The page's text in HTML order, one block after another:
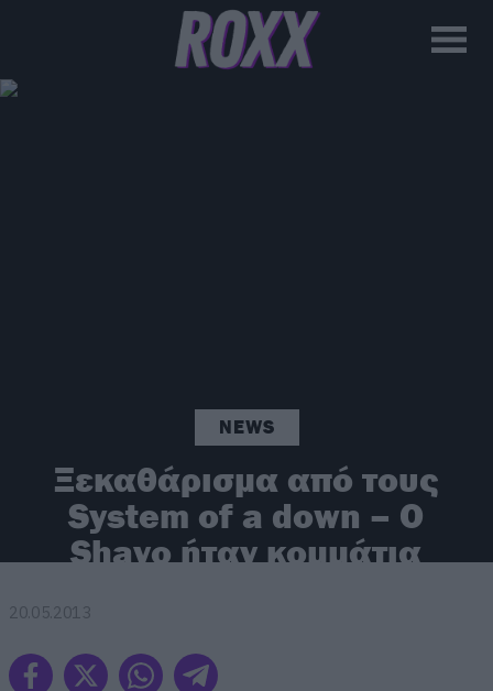
NEWS
Ξεκαθάρισμα από τους
System of a down – Ο
Shavo ήταν κομμάτια
20.05.2013